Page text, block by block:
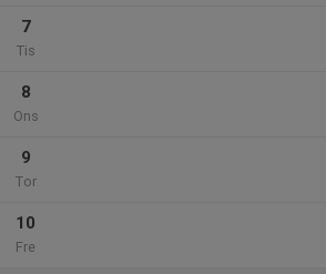
7
Tis
8
Ons
9
Tor
10
Fre